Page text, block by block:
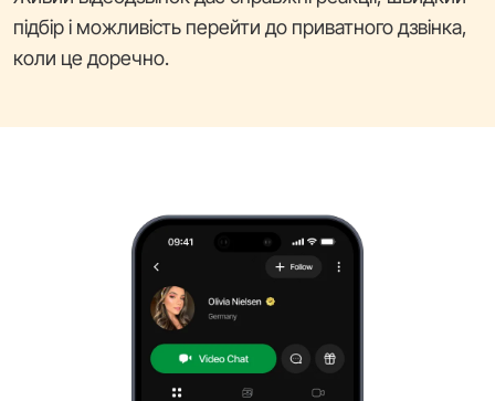
підбір і можливість перейти до приватного дзвінка,
коли це доречно.